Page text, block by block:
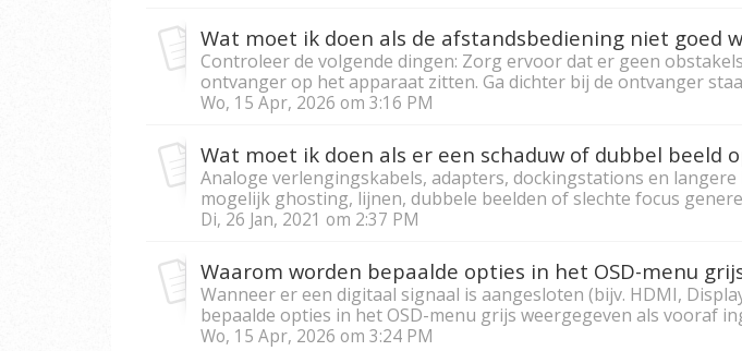
Wat moet ik doen als de afstandsbediening niet goed
Controleer de volgende dingen: Zorg ervoor dat er geen
ontvanger op het apparaat zitten. Ga dichter bij de ontvanger
Wo, 15 Apr, 2026 om 3:16 PM
Analoge verlengingskabels, adapters, dockingstations en
mogelijk ghosting, lijnen, dubbele beelden of slechte focus
Di, 26 Jan, 2021 om 2:37 PM
Wanneer er een digitaal signaal is aangesloten (bijv. HDMI,
bepaalde opties in het OSD-menu grijs weergegeven als vooraf
Wo, 15 Apr, 2026 om 3:24 PM